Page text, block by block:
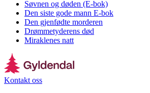
Søvnen og døden (E-bok)
Den siste gode mann E-bok
Den gjenfødte morderen
Drømmetyderens død
Miraklenes natt
Kontakt oss